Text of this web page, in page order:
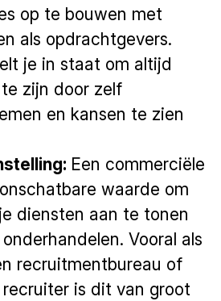
op te bouwen met
als opdrachtgevers.
je in staat om altijd
zijn door zelf
en kansen te zien
Een commerciële
waarde om
diensten aan te tonen
Vooral als
recruitmentbureau of
is dit van groot